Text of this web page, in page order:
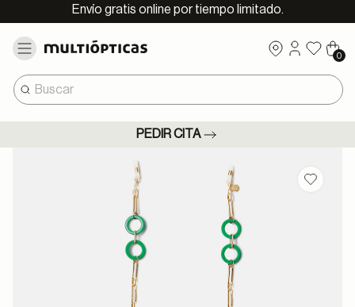
Envío gratis online por tiempo limitado.
0
PEDIR CITA